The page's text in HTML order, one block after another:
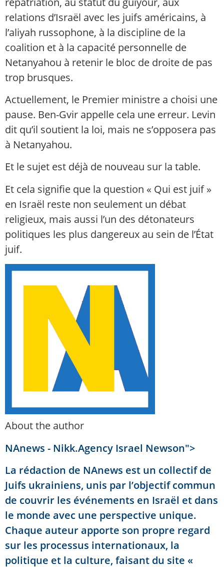
relations d’Israël avec les juifs américains, à
l’aliyah russophone, à la discipline de la
coalition et à la capacité personnelle de
Netanyahou à retenir le bloc de droite de pas
trop brusques.
Actuellement, le Premier ministre a choisi une
pause. Ben-Gvir appelle cela une erreur. Levin
dit qu’il soutient la loi, mais ne s’opposera pas
à Netanyahou.
Et le sujet est déjà de nouveau sur la table.
Et cela signifie que la question « Qui est juif »
en Israël reste non seulement un débat
religieux, mais aussi l’un des détonateurs
politiques les plus dangereux au sein de l’État
juif.
About the author
NAnews - Nikk.Agency Israel Newson">
La rédaction de NAnews est un collectif de
Juifs ukrainiens, unis par l’objectif commun
de couvrir les événements en Israël et dans
le monde avec une perspective unique.
Chaque auteur apporte son propre regard
sur les processus internationaux, la
politique et la culture, faisant du site «